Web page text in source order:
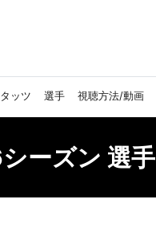
ッツ 選手 視聴方法/動画
ーズン 選手